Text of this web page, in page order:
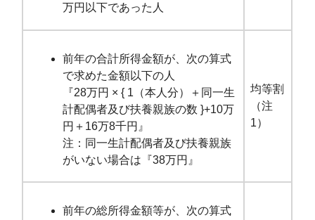
万円以下であった人
前年の合計所得金額が、次の算式
で求めた金額以下の人
『28万円 × { 1（本人分）＋同一生
計配偶者及び扶養親族の数 }+10万
円＋16万8千円』
注：同一生計配偶者及び扶養親族
がいない場合は『38万円』
均等割
（注
1）
前年の総所得金額等が、次の算式